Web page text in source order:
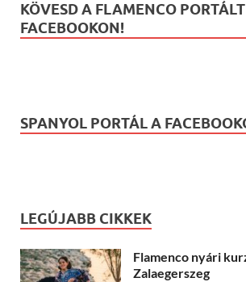
KÖVESD A FLAMENCO
FACEBOOKON!
SPANYOL PORTÁL A
LEGÚJABB CIKKEK
Flamenco nyári
Zalaegerszeg